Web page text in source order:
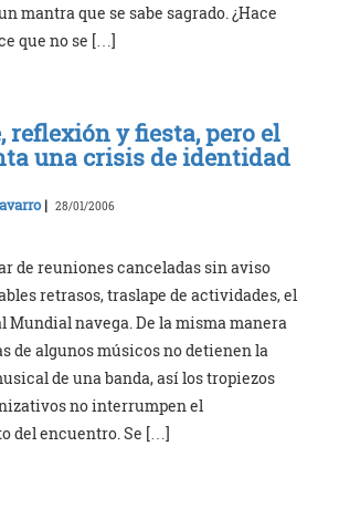
mantra que se sabe sagrado. ¿Hace
que no se […]
reflexión y fiesta, pero el
una crisis de identidad
| 28/01/2006
de reuniones canceladas sin aviso
retrasos, traslape de actividades, el
Mundial navega. De la misma manera
de algunos músicos no detienen la
de una banda, así los tropiezos
no interrumpen el
del encuentro. Se […]